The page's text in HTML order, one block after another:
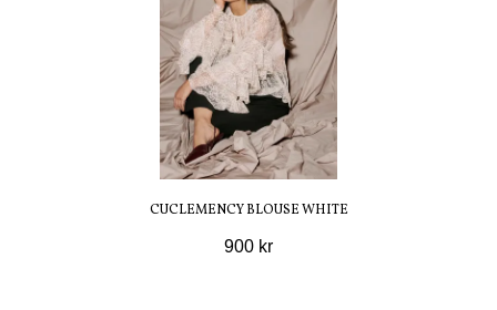
CUCLEMENCY BLOUSE WHITE
900 kr